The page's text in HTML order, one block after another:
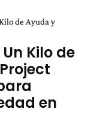
de Ayuda y
Kilo de
en